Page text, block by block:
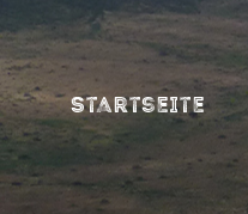
Startseite